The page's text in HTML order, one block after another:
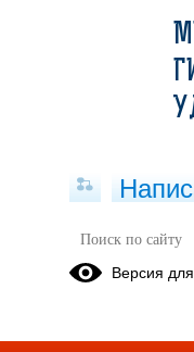
неизвестно,
Версия